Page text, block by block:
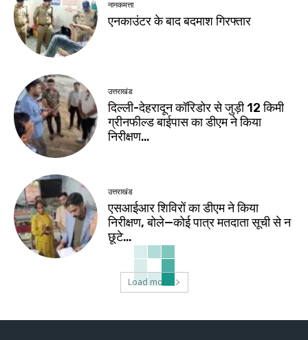
नानकमत्ता
एनकाउंटर के बाद बदमाश गिरफ्तार
उत्तराखंड
दिल्ली-देहरादून कॉरिडोर से जुड़ी 12 किमी
ग्रीनफील्ड बाईपास का डीएम ने किया
निरीक्षण…
उत्तराखंड
एसआईआर शिविरों का डीएम ने किया
निरीक्षण, बोले—कोई पात्र मतदाता सूची से न
छूटे…
Load more